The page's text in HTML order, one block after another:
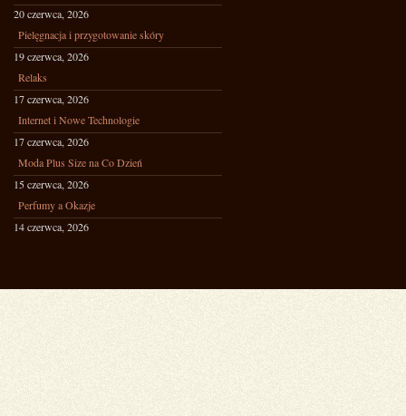
20 czerwca, 2026
Pielęgnacja i przygotowanie skóry
19 czerwca, 2026
Relaks
17 czerwca, 2026
Internet i Nowe Technologie
17 czerwca, 2026
Moda Plus Size na Co Dzień
15 czerwca, 2026
Perfumy a Okazje
14 czerwca, 2026